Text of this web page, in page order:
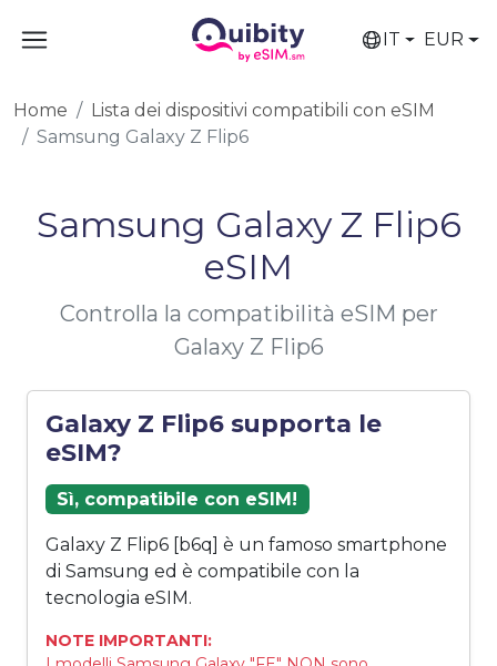
IT EUR
Home
Lista dei dispositivi compatibili con eSIM
Samsung Galaxy Z Flip6
Samsung Galaxy Z Flip6
eSIM
Controlla la compatibilità eSIM per
Galaxy Z Flip6
Galaxy Z Flip6 supporta le
eSIM?
Sì, compatibile con eSIM!
Galaxy Z Flip6 [b6q] è un famoso smartphone
di Samsung ed è compatibile con la
tecnologia eSIM.
NOTE IMPORTANTI: